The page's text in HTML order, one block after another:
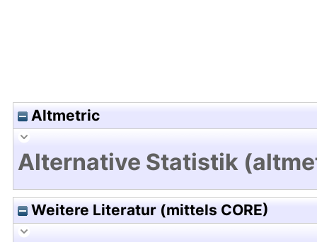
Altmetric
Alternative Statistik
Weitere Literatur (mittels CORE)